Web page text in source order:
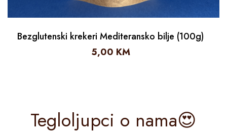
Bezglutenski krekeri Mediteransko bilje (100g)
5,00 KM
Tegloljupci o nama😍